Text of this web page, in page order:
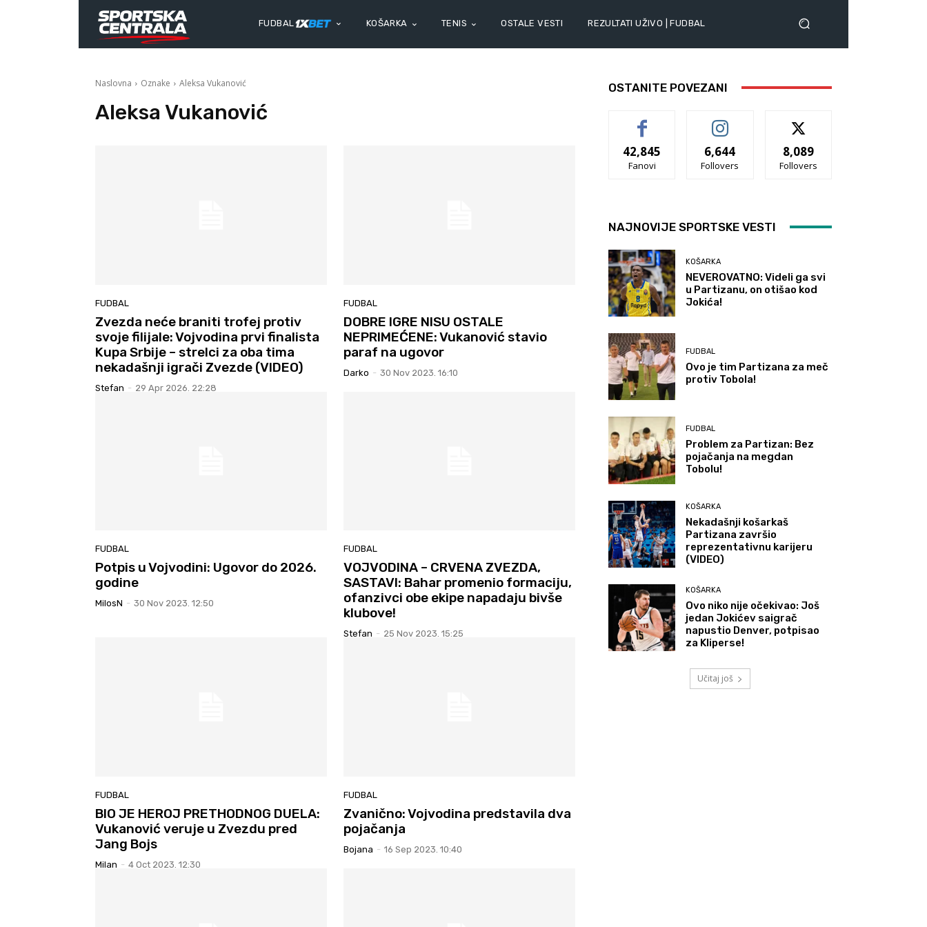
FUDBAL KOŠARKA TENIS OSTALE VESTI REZULTATI UŽIVO | FUDBAL
Naslovna Oznake Aleksa Vukanović
Aleksa Vukanović
FUDBAL
Zvezda neće braniti trofej protiv
svoje filijale: Vojvodina prvi finalista
Kupa Srbije – strelci za oba tima
nekadašnji igrači Zvezde (VIDEO)
Stefan - 29 Apr 2026. 22:28
FUDBAL
DOBRE IGRE NISU OSTALE
NEPRIMEĆENE: Vukanović stavio
paraf na ugovor
Darko - 30 Nov 2023. 16:10
FUDBAL
Potpis u Vojvodini: Ugovor do 2026.
godine
MilosN - 30 Nov 2023. 12:50
FUDBAL
VOJVODINA – CRVENA ZVEZDA,
SASTAVI: Bahar promenio formaciju,
ofanzivci obe ekipe napadaju bivše
klubove!
Stefan - 25 Nov 2023. 15:25
FUDBAL
BIO JE HEROJ PRETHODNOG DUELA:
Vukanović veruje u Zvezdu pred
Jang Bojs
Milan - 4 Oct 2023. 12:30
FUDBAL
Zvanično: Vojvodina predstavila dva
pojačanja
Bojana - 16 Sep 2023. 10:40
OSTANITE POVEZANI
42,845
Fanovi
6,644
Follovers
8,089
Follovers
NAJNOVIJE SPORTSKE VESTI
KOŠARKA
NEVEROVATNO: Videli ga svi
u Partizanu, on otišao kod
Jokića!
FUDBAL
Ovo je tim Partizana za meč
protiv Tobola!
FUDBAL
Problem za Partizan: Bez
pojačanja na megdan
Tobolu!
KOŠARKA
Nekadašnji košarkaš
Partizana završio
reprezentativnu karijeru
(VIDEO)
KOŠARKA
Ovo niko nije očekivao: Još
jedan Jokićev saigrač
napustio Denver, potpisao
za Kliperse!
Učitaj još